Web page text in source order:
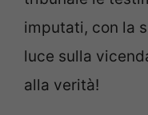
imputati, con la
luce sulla
alla verità!